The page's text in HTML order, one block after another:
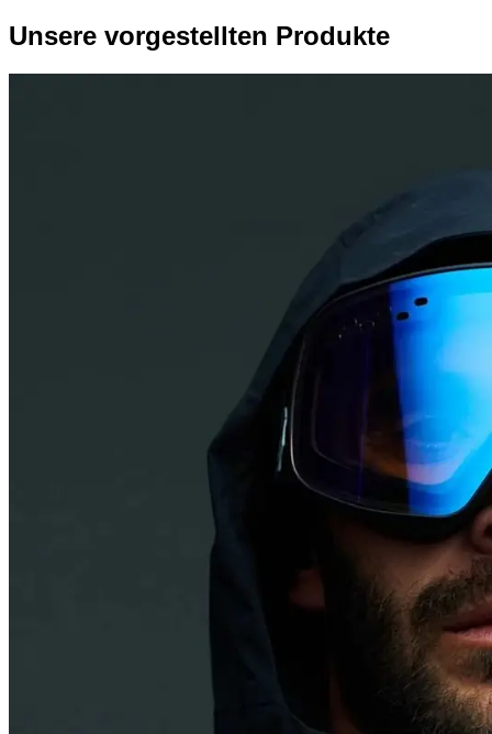
Unsere vorgestellten Produkte